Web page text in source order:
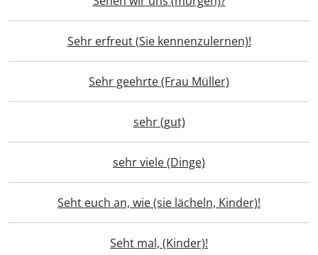
Sehr erfreut (Sie kennenzulernen)!
Sehr geehrte (Frau Müller)
sehr (gut)
sehr viele (Dinge)
Seht euch an, wie (sie lächeln, Kinder)!
Seht mal, (Kinder)!